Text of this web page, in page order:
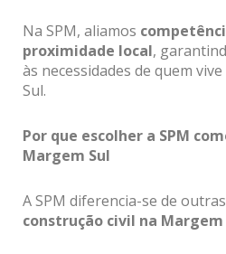
Na SPM, aliamos
proximidade local,
às necessidades de quem
Sul.
Por que escolher a SPM
Margem Sul
A SPM diferencia-se de outras
construção civil na Margem